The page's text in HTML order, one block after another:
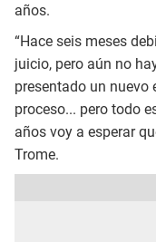
años.
“Hace seis meses
juicio, pero aún no
presentado un nuevo
proceso... pero todo
años voy a esperar
Trome.